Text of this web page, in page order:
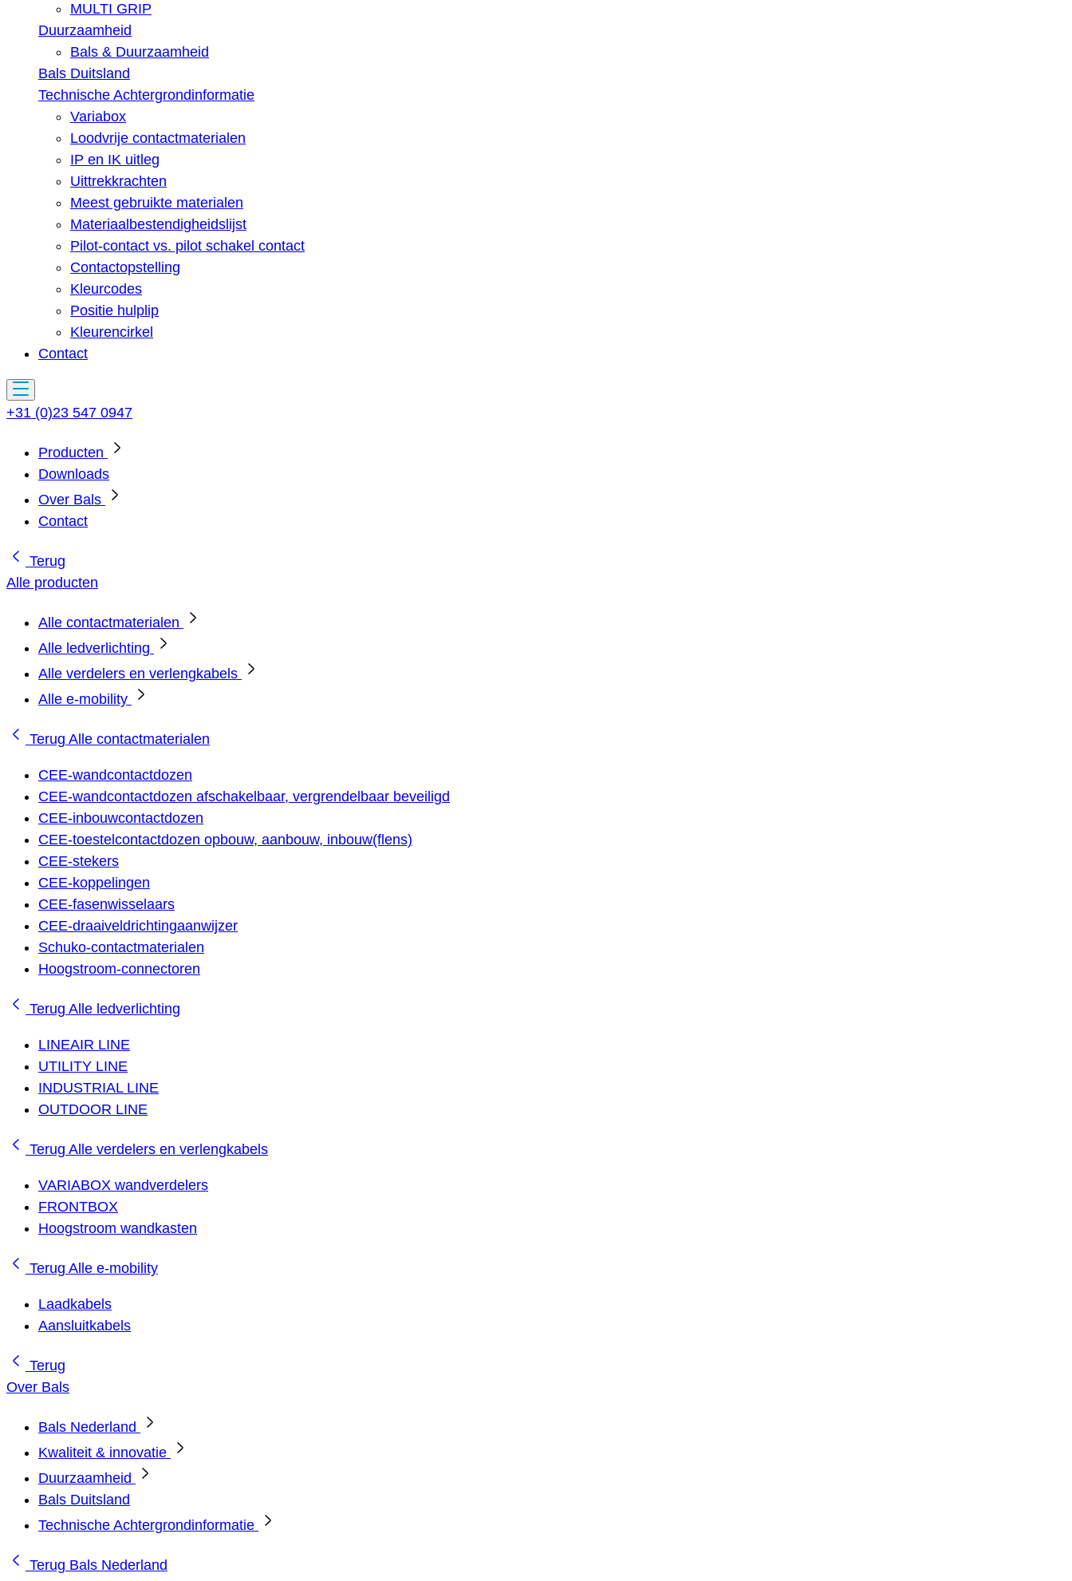
MULTI GRIP
Duurzaamheid
Bals & Duurzaamheid
Bals Duitsland
Technische Achtergrondinformatie
Variabox
Loodvrije contactmaterialen
IP en IK uitleg
Uittrekkrachten
Meest gebruikte materialen
Materiaalbestendigheidslijst
Pilot-contact vs. pilot schakel contact
Contactopstelling
Kleurcodes
Positie hulplip
Kleurencirkel
Contact
+31 (0)23 547 0947
Producten
Downloads
Over Bals
Contact
Terug
Alle producten
Alle contactmaterialen
Alle ledverlichting
Alle verdelers en verlengkabels
Alle e-mobility
Terug Alle contactmaterialen
CEE-wandcontactdozen
CEE-wandcontactdozen afschakelbaar, vergrendelbaar beveiligd
CEE-inbouwcontactdozen
CEE-toestelcontactdozen opbouw, aanbouw, inbouw(flens)
CEE-stekers
CEE-koppelingen
CEE-fasenwisselaars
CEE-draaiveldrichtingaanwijzer
Schuko-contactmaterialen
Hoogstroom-connectoren
Terug Alle ledverlichting
LINEAIR LINE
UTILITY LINE
INDUSTRIAL LINE
OUTDOOR LINE
Terug Alle verdelers en verlengkabels
VARIABOX wandverdelers
FRONTBOX
Hoogstroom wandkasten
Terug Alle e-mobility
Laadkabels
Aansluitkabels
Terug
Over Bals
Bals Nederland
Kwaliteit & innovatie
Duurzaamheid
Bals Duitsland
Technische Achtergrondinformatie
Terug Bals Nederland